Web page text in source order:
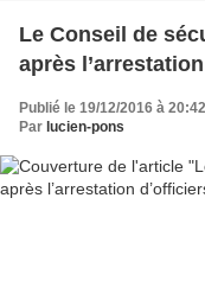
Le Conseil de
après
Publié le 19/12/2016 à 20:42
Par lucien-pons